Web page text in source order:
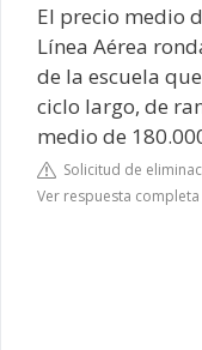
El precio medio
Línea Aérea
de la escuela
ciclo largo, de
medio de
Solicitud de
Ver respuesta